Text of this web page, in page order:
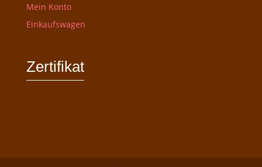
Mein Konto
Einkaufswagen
Zertifikat